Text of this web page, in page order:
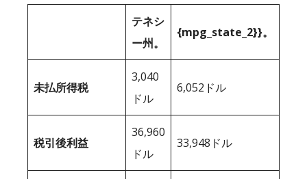
テネシ
ー州。
{mpg_state_2}}。
未払所得税
3,040
ドル
6,052ドル
税引後利益
36,960
ドル
33,948ドル